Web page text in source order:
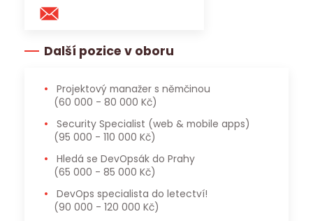
Další pozice v oboru
Projektový manažer s němčinou
(60 000 - 80 000 Kč)
Security Specialist (web & mobile apps)
(95 000 - 110 000 Kč)
Hledá se DevOpsák do Prahy
(65 000 - 85 000 Kč)
DevOps specialista do letectví!
(90 000 - 120 000 Kč)